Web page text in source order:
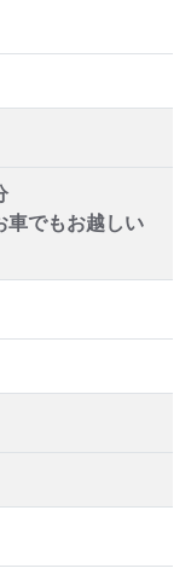
でもお越しい